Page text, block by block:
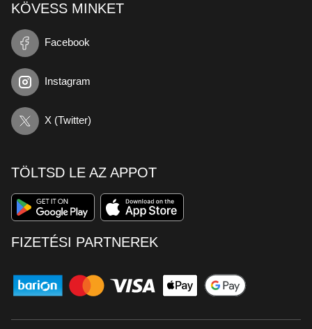
KÖVESS MINKET
Facebook
Instagram
X (Twitter)
TÖLTSD LE AZ APPOT
FIZETÉSI PARTNEREK